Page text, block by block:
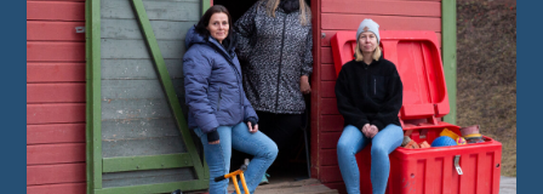
det sånn at om noen ler av meg, når jeg ikke
mener å gjøre noe morsomt, da føles det som
om jeg har gjort noe galt. Da blir jeg urolig i
magen, og det kjennes ut som at jeg har mistet
ordene mine. Still deg undrende til hvordan det